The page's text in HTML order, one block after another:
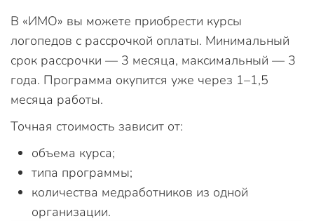
В «ИМО» вы можете приобрести курсы
логопедов с рассрочкой оплаты. Минимальный
срок рассрочки — 3 месяца, максимальный — 3
года. Программа окупится уже через 1–1,5
месяца работы.
Точная стоимость зависит от:
объема курса;
типа программы;
количества медработников из одной
организации.